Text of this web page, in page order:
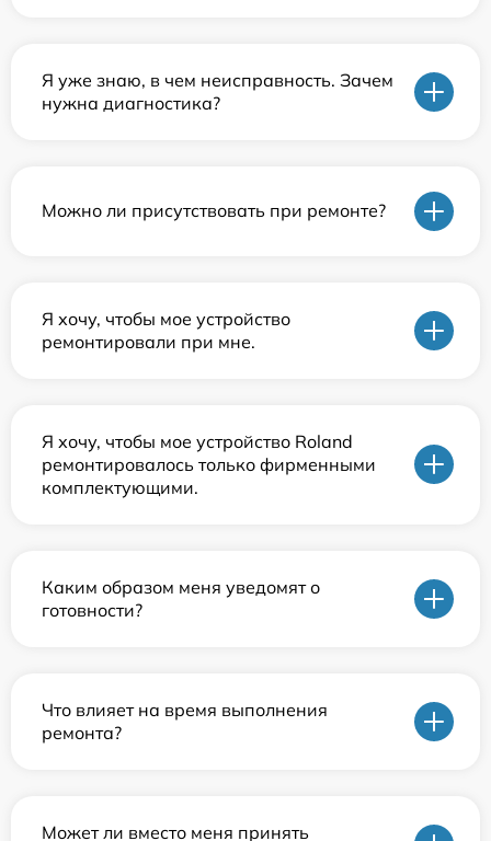
Я уже знаю, в чем неисправность. Зачем
нужна диагностика?
Можно ли присутствовать при ремонте?
Я хочу, чтобы мое устройство
ремонтировали при мне.
Я хочу, чтобы мое устройство Roland
ремонтировалось только фирменными
комплектующими.
Каким образом меня уведомят о
готовности?
Что влияет на время выполнения
ремонта?
Может ли вместо меня принять